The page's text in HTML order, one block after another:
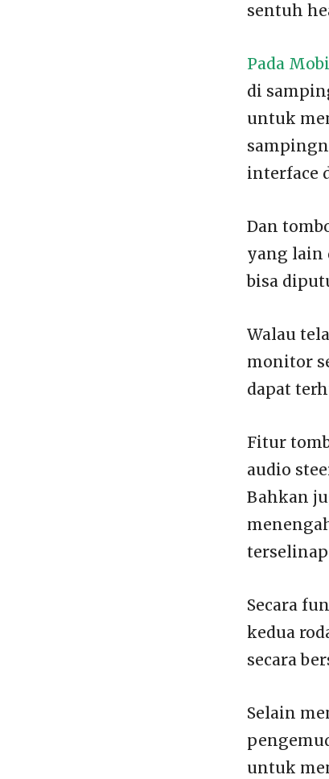
sentuh
Pada
di
untuk
interface
Dan
yang lain
bisa
Walau
monitor
dapat
Fitur
audio
Bahkan
Secara
kedua
secara
Selain
untuk